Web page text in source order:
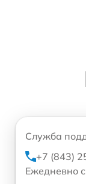
Служба
+7 (843)
Ежедневно